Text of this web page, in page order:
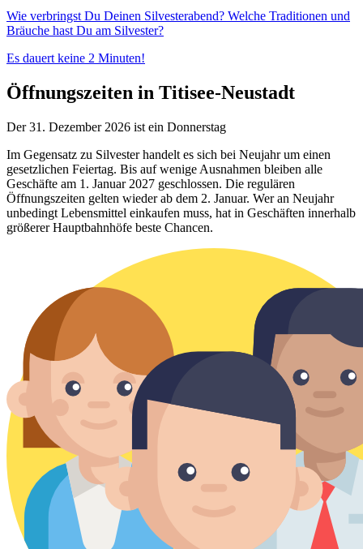
Wie verbringst Du Deinen Silvesterabend? Welche Traditionen und
Bräuche hast Du am Silvester?
Es dauert keine 2 Minuten!
Öffnungszeiten in Titisee-Neustadt
Der 31. Dezember 2026 ist ein Donnerstag
Im Gegensatz zu Silvester handelt es sich bei Neujahr um einen
gesetzlichen Feiertag. Bis auf wenige Ausnahmen bleiben alle
Geschäfte am 1. Januar 2027 geschlossen. Die regulären
Öffnungszeiten gelten wieder ab dem 2. Januar. Wer an Neujahr
unbedingt Lebensmittel einkaufen muss, hat in Geschäften innerhalb
größerer Hauptbahnhöfe beste Chancen.